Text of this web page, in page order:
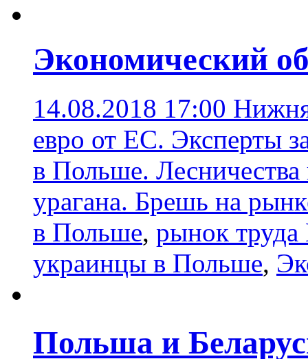
Экономический
14.08.2018 17:00
евро от ЕС. Эксперты
в Польше. Лесничества
урагана. Брешь на
в Польше, рынок
украинцы в Польше,
Польша и